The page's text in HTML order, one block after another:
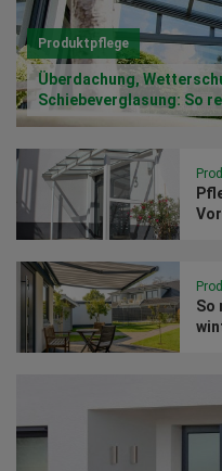
Produktpflege
Überdachung,
Schiebeverglasung: So
So